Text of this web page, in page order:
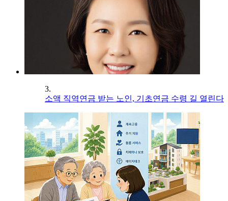
3.
소액 직역연금 받는 노인, 기초연금 수령 길 열린다